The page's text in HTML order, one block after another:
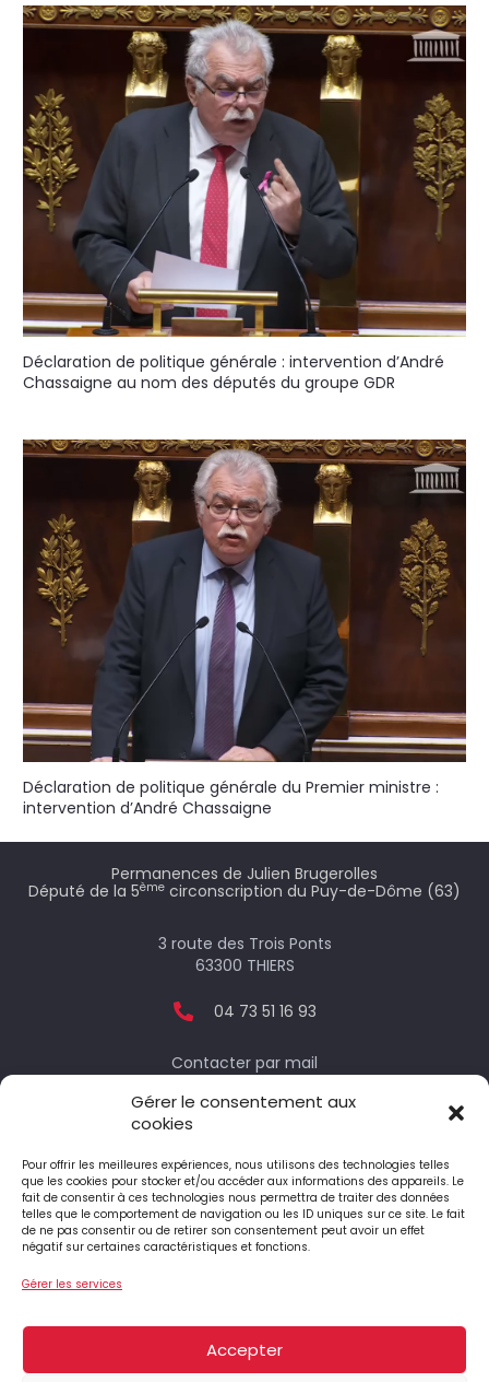
Gérer le consentement aux
cookies
Pour offrir les meilleures expériences, nous utilisons des technologies telles
que les cookies pour stocker et/ou accéder aux informations des appareils. Le
fait de consentir à ces technologies nous permettra de traiter des données
telles que le comportement de navigation ou les ID uniques sur ce site. Le fait
de ne pas consentir ou de retirer son consentement peut avoir un effet
négatif sur certaines caractéristiques et fonctions.
Gérer les services
Accepter
Déclaration de politique générale : intervention d’André
Chassaigne au nom des députés du groupe GDR
Déclaration de politique générale du Premier ministre :
intervention d’André Chassaigne
Permanences de Julien Brugerolles
Député de la 5ème circonscription du Puy-de-Dôme (63)
3 route des Trois Ponts
63300 THIERS
04 73 51 16 93
Contacter par mail
Votre député
Le député honoraire
4 Place Jean-Antoine Pourtier
63890 ST-AMANT-ROCHE-SAVINE